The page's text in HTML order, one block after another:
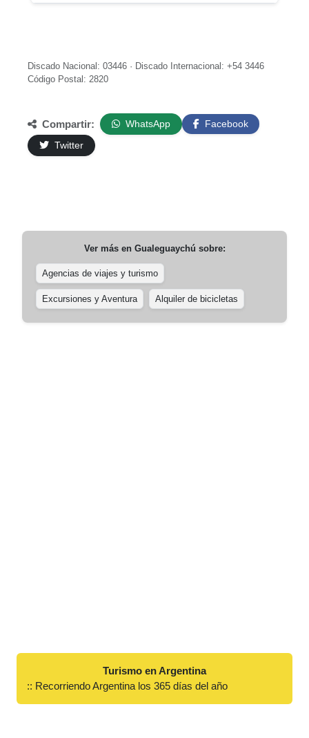
Discado Nacional: 03446 · Discado Internacional: +54 3446
Código Postal: 2820
Compartir: WhatsApp
Facebook
Twitter
Ver más en Gualeguaychú sobre:
Agencias de viajes y turismo
Excursiones y Aventura Alquiler de bicicletas
Turismo en Argentina
:: Recorriendo Argentina los 365 días del año